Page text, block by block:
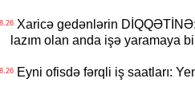
Xaricə gedənlərin DİQQƏTİNƏ:
lazım olan anda işə yaramaya
Eyni ofisdə fərqli iş saatları: